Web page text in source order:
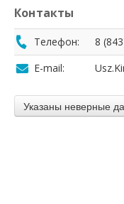
Контакты
Телефон:
8
E-mail: